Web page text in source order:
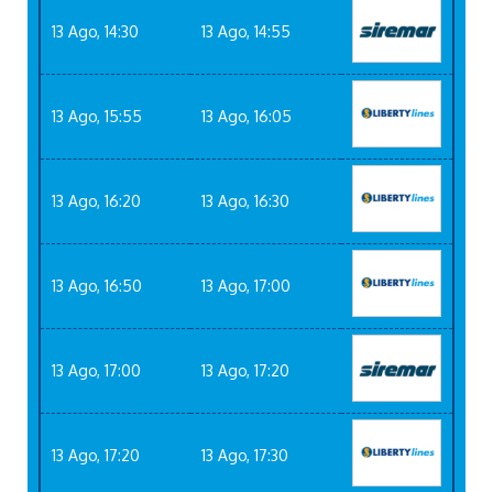
13 Ago, 14:30 13 Ago, 14:55
13 Ago, 15:55 13 Ago, 16:05
13 Ago, 16:20 13 Ago, 16:30
13 Ago, 16:50 13 Ago, 17:00
13 Ago, 17:00 13 Ago, 17:20
13 Ago, 17:20 13 Ago, 17:30